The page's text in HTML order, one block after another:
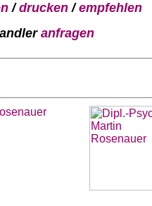
/drucken/empfehlen
anfragen